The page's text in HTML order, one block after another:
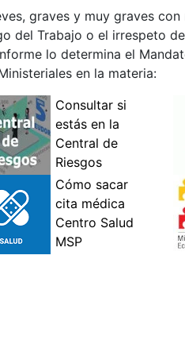
graves y muy graves
del Trabajo o el irrespeto
lo determina el
en la materia: